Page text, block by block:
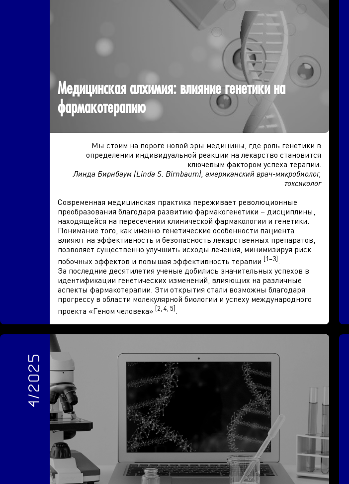
Медицинская алхимия: влияние генетики на
фармакотерапию
Мы стоим на пороге новой эры медицины, где роль генетики в
определении индивидуальной реакции на лекарство становится
ключевым фактором успеха терапии.
Линда Бирнбаум (Linda S. Birnbaum), американский врач-микробиолог,
токсиколог
Современная медицинская практика переживает революционные
преобразования благодаря развитию фармакогенетики – дисциплины,
находящейся на пересечении клинической фармакологии и генетики.
Понимание того, как именно генетические особенности пациента
влияют на эффективность и безопасность лекарственных препаратов,
позволяет существенно улучшить исходы лечения, минимизируя риск
побочных эффектов и повышая эффективность терапии [1–3].
За последние десятилетия ученые добились значительных успехов в
идентификации генетических изменений, влияющих на различные
аспекты фармакотерапии. Эти открытия стали возможны благодаря
прогрессу в области молекулярной биологии и успеху международного
проекта «Геном человека» [2, 4, 5].
4/2025